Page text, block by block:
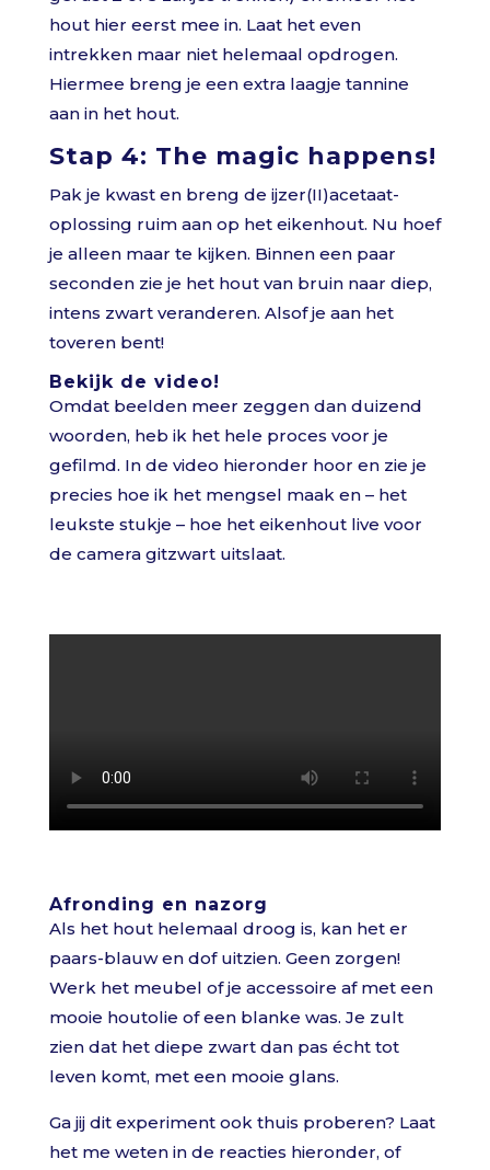
hout hier eerst mee in. Laat het even
intrekken maar niet helemaal opdrogen.
Hiermee breng je een extra laagje tannine
aan in het hout.
Stap 4: The magic happens!
Pak je kwast en breng de ijzer(II)acetaat-
oplossing ruim aan op het eikenhout. Nu hoef
je alleen maar te kijken. Binnen een paar
seconden zie je het hout van bruin naar diep,
intens zwart veranderen. Alsof je aan het
toveren bent!
Bekijk de video!
Omdat beelden meer zeggen dan duizend
woorden, heb ik het hele proces voor je
gefilmd. In de video hieronder hoor en zie je
precies hoe ik het mengsel maak en – het
leukste stukje – hoe het eikenhout live voor
de camera gitzwart uitslaat.
Afronding en nazorg
Als het hout helemaal droog is, kan het er
paars-blauw en dof uitzien. Geen zorgen!
Werk het meubel of je accessoire af met een
mooie houtolie of een blanke was. Je zult
zien dat het diepe zwart dan pas écht tot
leven komt, met een mooie glans.
Ga jij dit experiment ook thuis proberen? Laat
het me weten in de reacties hieronder, of